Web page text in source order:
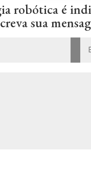
robótica é
sua